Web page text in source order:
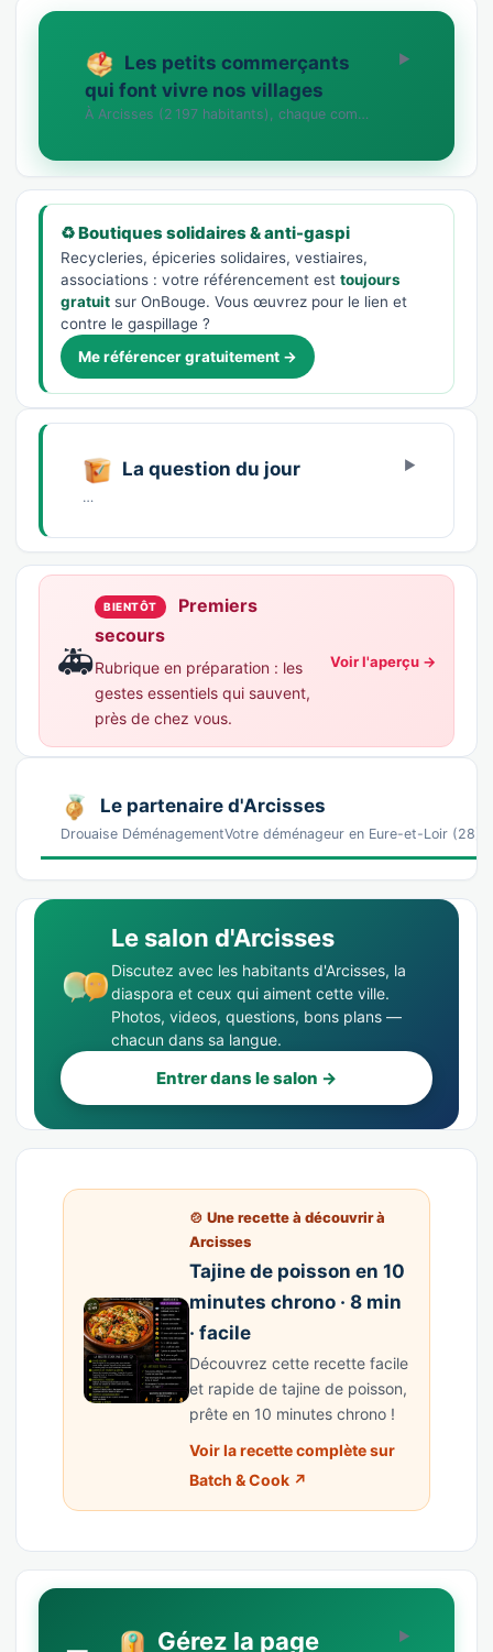
Les petits commerçants
qui font vivre nos villages
À Arcisses (2 197 habitants), chaque commerce compte. Vous tenez une boutique, un artisana…
♻️ Boutiques solidaires & anti-gaspi
Recycleries, épiceries solidaires, vestiaires,
associations : votre référencement est toujours
gratuit sur OnBouge. Vous œuvrez pour le lien et
contre le gaspillage ?
Me référencer gratuitement →
La question du jour
…
🚑
BIENTÔT
Premiers
secours
Rubrique en préparation : les
gestes essentiels qui sauvent,
près de chez vous.
Voir l'aperçu →
Le partenaire d'Arcisses
Drouaise DéménagementVotre déménageur en Eure-et-Loir
Le salon d'Arcisses
Discutez avec les habitants d'Arcisses, la
diaspora et ceux qui aiment cette ville.
Photos, videos, questions, bons plans —
chacun dans sa langue.
Entrer dans le salon →
🍲 Une recette à découvrir à
Arcisses
Tajine de poisson en 10
minutes chrono · 8 min
· facile
Découvrez cette recette facile
et rapide de tajine de poisson,
prête en 10 minutes chrono !
Voir la recette complète sur
Batch & Cook ↗
Gérez la page